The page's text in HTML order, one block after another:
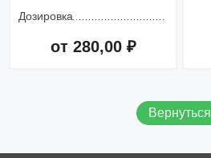
Дозировка
от 280,00 ₽
Вернуться